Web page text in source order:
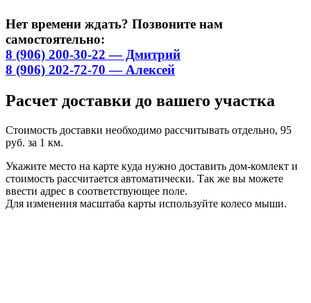
Нет времени ждать? Позвоните нам
самостоятельно:
8 (906) 200-30-22 — Дмитрий
8 (906) 202-72-70 — Алексей
Расчет доставки до вашего участка
Стоимость доставки необходимо рассчитывать отдельно, 95
руб. за 1 км.
Укажите место на карте куда нужно доставить дом-комлект и
стоимость рассчитается автоматически. Так же вы можете
ввести адрес в соответствующее поле.
Для изменения масштаба карты используйте колесо мыши.